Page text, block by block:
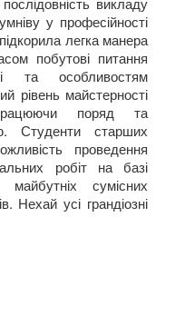
у професійності
легка манера
побутові питання
та особливостям
рівень майстерності
поряд та
Студенти старших
проведення
робіт на базі
сумісних
Нехай усі грандіозні